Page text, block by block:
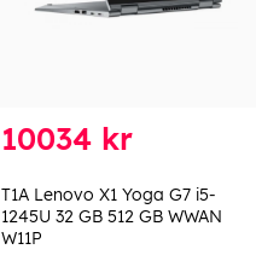
10034 kr
T1A Lenovo X1 Yoga G7 i5-
1245U 32 GB 512 GB WWAN
W11P